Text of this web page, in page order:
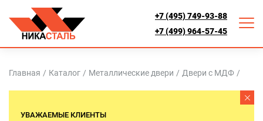
+7 (495) 749-93-88
+7 (499) 964-57-45
Главная / Каталог / Металлические двери / Двери с МДФ /